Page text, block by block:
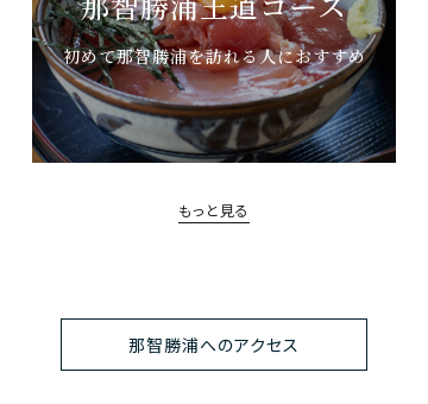
初めて那智勝浦を訪れる人におすすめ
もっと見る
那智勝浦へのアクセス